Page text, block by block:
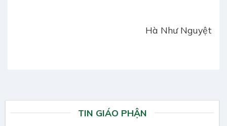
Hà Như Nguyệt
TIN GIÁO PHẬN